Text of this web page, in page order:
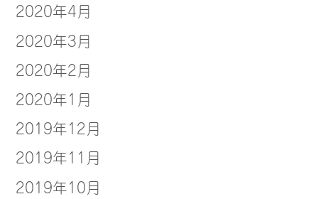
2020年4月
2020年3月
2020年2月
2020年1月
2019年12月
2019年11月
2019年10月